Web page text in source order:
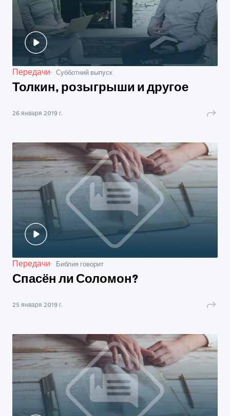
Передачи Субботний выпуск
Толкин, розыгрыши и другое
26 января 2019 г.
Передачи Библия говорит
Спасён ли Соломон?
25 января 2019 г.